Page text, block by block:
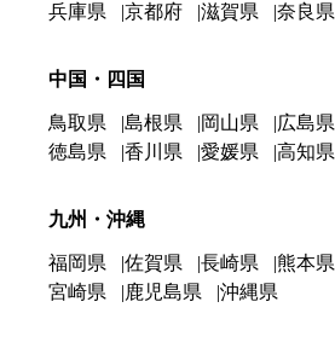
兵庫県
京都府 滋賀県 奈良県
中国・四国
鳥取県 島根県 岡山県 広島県
徳島県
香川県 愛媛県 高知県
九州・沖縄
福岡県 佐賀県 長崎県 熊本県
宮崎県
鹿児島県 沖縄県